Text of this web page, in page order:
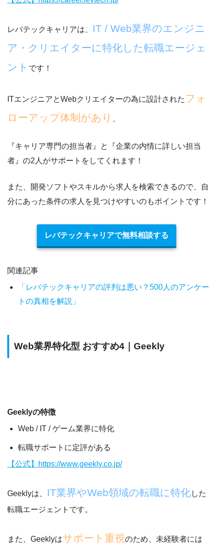
レバテックキャリアは、
IT / Web業界のエンジニ
ア・クリエイターに特化した転職エージェ
ント です！
ITエンジニアとWebクリエイターの為に設計された フォ
ローアップ体制があり
『キャリア専門の担当者 』と『企業の内情に詳しい担当
者 』の2人がサポートをしてくれます！
また、 開発ソフトやスキルから求人を検索できるので、自
分にあった条件の求人を見つけやすいのもポイントです！
レバテックキャリアで無料相談する
関連記事
「レバテックキャリアの評判は悪い？500人のアンケー
トの真相を解説」
Web業界特化型 おすすめ4｜Geekly
Geeklyの特徴
Web / IT / ゲーム業界に特化
転職サポートに定評がある
【公式】https://www.geekly.co.jp/
Geeklyは、 IT業界やWeb領域の転職に特化した
転職エージェントです。
また、Geeklyはサポート重視のため、 未経験者には